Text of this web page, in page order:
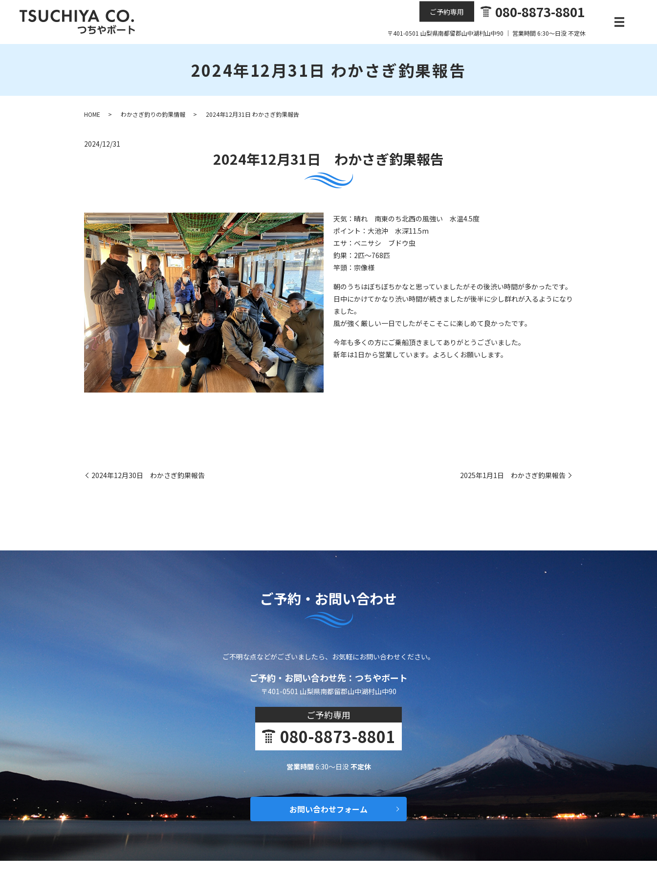
ご予約専用 080-8873-8801
〒401-0501 山梨県南都留郡山中湖村山中90 ｜ 営業時間 6:30～日没 不定休
2024年12月31日 わかさぎ釣果報告
HOME わかさぎ釣りの釣果情報 2024年12月31日 わかさぎ釣果報告
2024/12/31
2024年12月31日 わかさぎ釣果報告
天気：晴れ 南東のち北西の風強い 水温4.5度
ポイント：大池沖 水深11.5m
エサ：ベニサシ ブドウ虫
釣果：2匹～768匹
竿頭：宗像様
朝のうちはぼちぼちかなと思っていましたがその後渋い時間が多かったです。
日中にかけてかなり渋い時間が続きましたが後半に少し群れが入るようになり
ました。
風が強く厳しい一日でしたがそこそこに楽しめて良かったです。
今年も多くの方にご乗船頂きましてありがとうございました。
新年は1日から営業しています。よろしくお願いします。
2024年12月30日 わかさぎ釣果報告 2025年1月1日 わかさぎ釣果報告
ご予約・お問い合わせ
ご不明な点などがございましたら、 お気軽にお問い合わせください。
ご予約・お問い合わせ先：つちやボート
〒401-0501 山梨県南都留郡山中湖村山中90
ご予約専用
080-8873-8801
営業時間 6:30～日没 不定休
お問い合わせフォーム